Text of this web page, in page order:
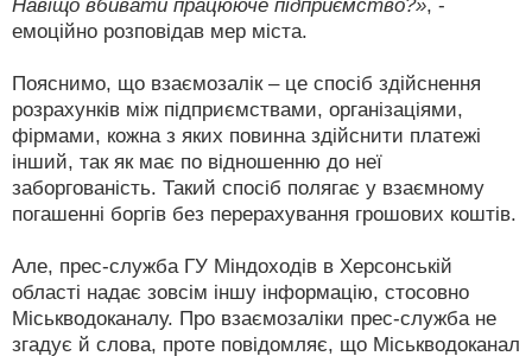
Навіщо вбивати працююче підприємство?», -
емоційно розповідав мер міста.
Пояснимо, що взаємозалік – це спосіб здійснення
розрахунків між підприємствами, організаціями,
фірмами, кожна з яких повинна здійснити платежі
інший, так як має по відношенню до неї
заборгованість. Такий спосіб полягає у взаємному
погашенні боргів без перерахування грошових коштів.
Але, прес-служба ГУ Міндоходів в Херсонській
області надає зовсім іншу інформацію, стосовно
Міськводоканалу. Про взаємозаліки прес-служба не
згадує й слова, проте повідомляє, що Міськводоканал